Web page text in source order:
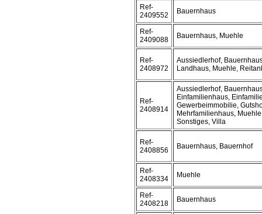
Ref-
2409552
Bauernhaus
Ref-
2409088
Bauernhaus, Muehle
Ref-
2408972
Aussiedlerhof,
Landhaus, Muehle,
Ref-
2408914
Aussiedlerhof,
Einfamilienhaus,
Gewerbeimmobilie,
Mehrfamilienhaus,
Sonstiges, Villa
Ref-
2408856
Bauernhaus, Bauernhof
Ref-
2408334
Muehle
Ref-
2408218
Bauernhaus